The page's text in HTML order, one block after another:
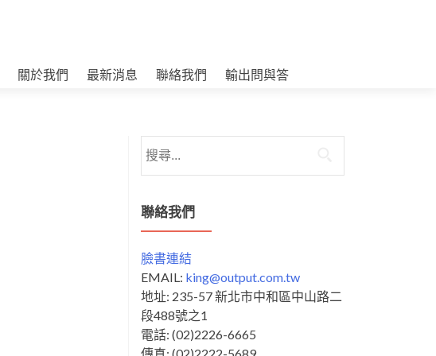
關於我們 最新消息 聯絡我們 輸出問與答
尋
鍵
字:
聯絡我們
臉書連結
EMAIL: king@output.com.tw
地址: 235-57 新北市中和區中山路二
段488號之1
電話: (02)2226-6665